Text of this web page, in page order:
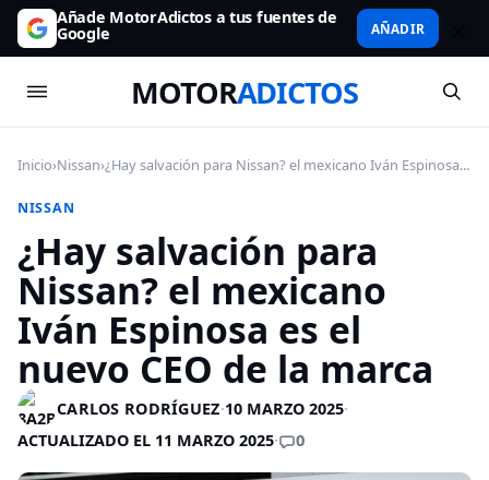
Añade MotorAdictos a tus fuentes de
Google AÑADIR
MOTORADICTOS
Inicio›Nissan›¿Hay salvación para Nissan? el mexicano Iván Espinosa...
NISSAN
¿Hay salvación para
Nissan? el mexicano
Iván Espinosa es el
nuevo CEO de la marca
CARLOS RODRÍGUEZ·10 MARZO 2025·
ACTUALIZADO EL 11 MARZO 2025· 0